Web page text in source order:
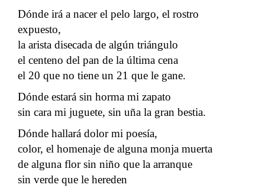
Dónde irá a nacer el pelo largo, el rostro
expuesto,
la arista disecada de algún triángulo
el centeno del pan de la última cena
el 20 que no tiene un 21 que le gane.
Dónde estará sin horma mi zapato
sin cara mi juguete, sin uña la gran bestia.
Dónde hallará dolor mi poesía,
color, el homenaje de alguna monja muerta
de alguna flor sin niño que la arranque
sin verde que le hereden